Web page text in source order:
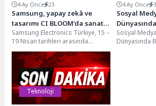
4 Ay Önce 23
Samsung, yapay zekâ ve
tasarımı CI BLOOM’da sanatla
buluşturdu
Samsung Electronics Türkiye, 15 –
19 Nisan tarihleri arasında
sanatseverleri çağdaş sanat
eserleriyle buluşturan CI...
4 Ay Önce
Sosyal
İpuçları
Sosyal
Dünyasında
Teknoloji